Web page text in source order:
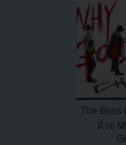
The Boss
ด้วย